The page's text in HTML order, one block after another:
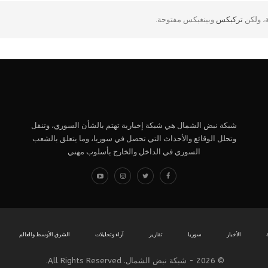
ولكن تركبكس وبينغبكس مفتوحة.
شبكة نبض الشمال هي شبكة إخبارية تهتم بالشأن السوري، وتنقل
وتحلل الوقائع والأحداث التي تحصل في سوريا، وما يتعلق بالشعب
السوري في الداخل والخارج بأسلوب مهني
الأخبار سوريا تقارير آراء وتحليلات الشرق الأوسط والعالم
© 2026 - شبكة نبض الشمال. All Rights Reserved.